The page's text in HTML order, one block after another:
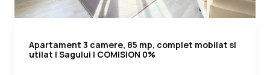
Apartament 3 camere, 85 mp, complet mobilat si
utilat | Sagului | COMISION 0%